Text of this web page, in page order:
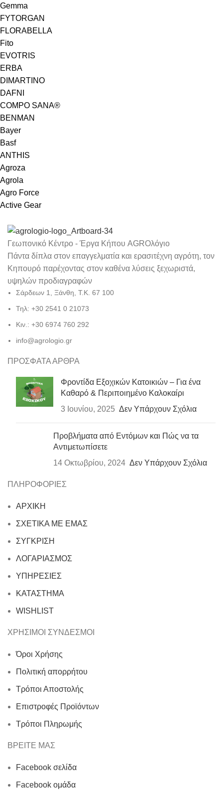
Gemma
FYTORGAN
FLORABELLA
Fito
EVOTRIS
ERBA
DIMARTINO
DAFNI
COMPO SANA®
BENMAN
Bayer
Basf
ANTHIS
Agroza
Agrola
Agro Force
Active Gear
Γεωπονικό Κέντρο - Έργα Κήπου AGROλόγιο
Πάντα δίπλα στον επαγγελματία και ερασιτέχνη αγρότη, τον
Κηπουρό παρέχοντας στον καθένα λύσεις ξεχωριστά,
υψηλών προδιαγραφών
Σάρδεων 1, Ξάνθη, Τ.Κ. 67 100
Τηλ: +30 2541 0 21073
Κιν.: +30 6974 760 292
info@agrologio.gr
ΠΡΟΣΦΑΤΑ ΑΡΘΡΑ
Φροντίδα Εξοχικών Κατοικιών – Για ένα
Καθαρό & Περιποιημένο Καλοκαίρι
3 Ιουνίου, 2025 Δεν Υπάρχουν Σχόλια
Προβλήματα από Εντόμων και Πώς να τα
Αντιμετωπίσετε
14 Οκτωβρίου, 2024 Δεν Υπάρχουν Σχόλια
ΠΛΗΡΟΦΟΡΙΕΣ
ΑΡΧΙΚΗ
ΣΧΕΤΙΚΑ ΜΕ ΕΜΑΣ
ΣΥΓΚΡΙΣΗ
ΛΟΓΑΡΙΑΣΜΟΣ
ΥΠΗΡΕΣΙΕΣ
ΚΑΤΑΣΤΗΜΑ
WISHLIST
ΧΡΗΣΙΜΟΙ ΣΥΝΔΕΣΜΟΙ
Όροι Χρήσης
Πολιτική απορρήτου
Τρόποι Αποστολής
Επιστροφές Προϊόντων
Τρόποι Πληρωμής
ΒΡΕΙΤΕ ΜΑΣ
Facebook σελίδα
Facebook ομάδα